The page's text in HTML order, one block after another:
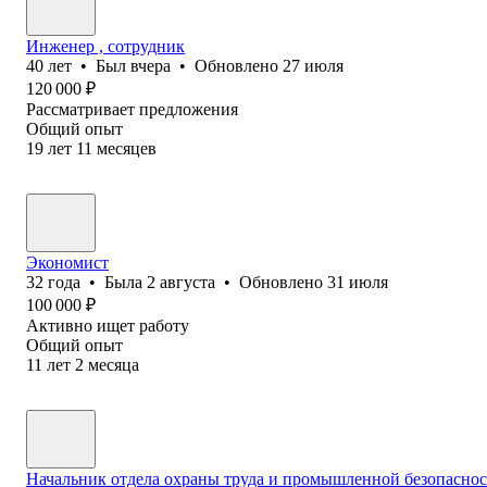
Инженер , сотрудник
40 лет • Был вчера • Обновлено 27 июля
120 000 ₽
Рассматривает предложения
Общий опыт
19 лет 11 месяцев
Экономист
32 года • Была 2 августа • Обновлено 31 июля
100 000 ₽
Активно ищет работу
Общий опыт
11 лет 2 месяца
Начальник отдела охраны труда и промышленной